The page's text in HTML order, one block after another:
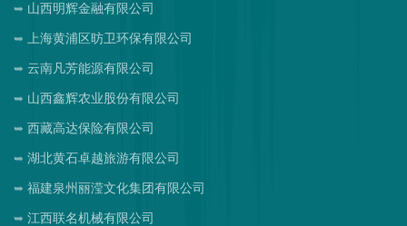
山西明辉金融有限公司
上海黄浦区昉卫环保有限公司
云南凡芳能源有限公司
山西鑫辉农业股份有限公司
西藏高达保险有限公司
湖北黄石卓越旅游有限公司
福建泉州丽滢文化集团有限公司
江西联名机械有限公司